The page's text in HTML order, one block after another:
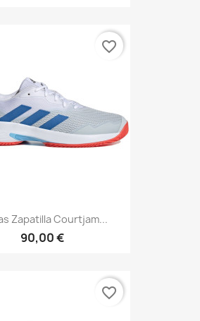
Zapatilla Courtjam...
90,00 €
favorite_border
favorite_border